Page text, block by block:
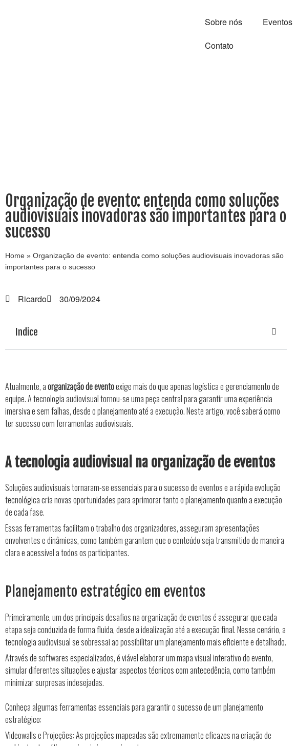
Sobre nós Eventos
Contato
Organização de evento: entenda como soluções
audiovisuais inovadoras são importantes para o
sucesso
Home » Organização de evento: entenda como soluções audiovisuais inovadoras são
importantes para o sucesso
Ricardo 30/09/2024
Indice
Atualmente, aorganização de eventoexige mais do que apenas logística e gerenciamento de
equipe. A tecnologia audiovisual tornou-se uma peça central para garantir uma experiência
imersiva e sem falhas, desde o planejamento até a execução. Neste artigo, você saberá como
ter sucesso com ferramentas audiovisuais.
A tecnologia audiovisual na organização de eventos
Soluções audiovisuais tornaram-se essenciais para o sucesso de eventos e a rápida evolução
tecnológica cria novas oportunidades para aprimorar tanto o planejamento quanto a execução
de cada fase.
Essas ferramentas facilitam o trabalho dos organizadores, asseguram apresentações
envolventes e dinâmicas, como também garantem que o conteúdo seja transmitido de maneira
clara e acessível a todos os participantes.
Planejamento estratégico em eventos
Primeiramente, um dos principais desafios na organização de eventos é assegurar que cada
etapa seja conduzida de forma fluida, desde a idealização até a execução final. Nesse cenário, a
tecnologia audiovisual se sobressai ao possibilitar um planejamento mais eficiente e detalhado.
Através de softwares especializados, é viável elaborar um mapa visual interativo do evento,
simular diferentes situações e ajustar aspectos técnicos com antecedência, como também
minimizar surpresas indesejadas.
Conheça algumas ferramentas essenciais para garantir o sucesso de um planejamento
estratégico:
Videowalls e Projeções: As projeções mapeadas são extremamente eficazes na criação de